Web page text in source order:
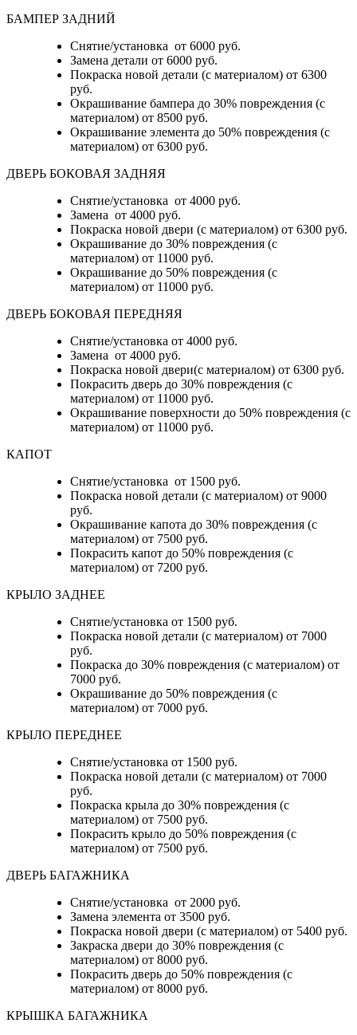
БАМПЕР ЗАДНИЙ
Снятие/установка от 6000 руб.
Замена детали от 6000 руб.
Покраска новой детали (с материалом) от 6300
руб.
Окрашивание бампера до 30% повреждения (с
материалом) от 8500 руб.
Окрашивание элемента до 50% повреждения (с
материалом) от 6300 руб.
ДВЕРЬ БОКОВАЯ ЗАДНЯЯ
Снятие/установка от 4000 руб.
Замена от 4000 руб.
Покраска новой двери (с материалом) от 6300 руб.
Окрашивание до 30% повреждения (с
материалом) от 11000 руб.
Окрашивание до 50% повреждения (с
материалом) от 11000 руб.
ДВЕРЬ БОКОВАЯ ПЕРЕДНЯЯ
Снятие/установка от 4000 руб.
Замена от 4000 руб.
Покраска новой двери(с материалом) от 6300 руб.
Покрасить дверь до 30% повреждения (с
материалом) от 11000 руб.
Окрашивание поверхности до 50% повреждения (с
материалом) от 11000 руб.
КАПОТ
Снятие/установка от 1500 руб.
Покраска новой детали (с материалом) от 9000
руб.
Окрашивание капота до 30% повреждения (с
материалом) от 7500 руб.
Покрасить капот до 50% повреждения (с
материалом) от 7200 руб.
КРЫЛО ЗАДНЕЕ
Снятие/установка от 1500 руб.
Покраска новой детали (с материалом) от 7000
руб.
Покраска до 30% повреждения (с материалом) от
7000 руб.
Окрашивание до 50% повреждения (с
материалом) от 7000 руб.
КРЫЛО ПЕРЕДНЕЕ
Снятие/установка от 1500 руб.
Покраска новой детали (с материалом) от 7000
руб.
Покраска крыла до 30% повреждения (с
материалом) от 7500 руб.
Покрасить крыло до 50% повреждения (с
материалом) от 7500 руб.
ДВЕРЬ БАГАЖНИКА
Снятие/установка от 2000 руб.
Замена элемента от 3500 руб.
Покраска новой двери (с материалом) от 5400 руб.
Закраска двери до 30% повреждения (с
материалом) от 8000 руб.
Покрасить дверь до 50% повреждения (с
материалом) от 8000 руб.
КРЫШКА БАГАЖНИКА